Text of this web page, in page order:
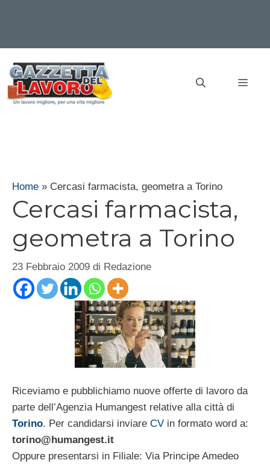
contenuto
Home » Cercasi farmacista, geometra a Torino
Cercasi farmacista,
geometra a Torino
23 Febbraio 2009 di Redazione
Riceviamo e pubblichiamo nuove offerte di lavoro da
parte dell’Agenzia Humangest relative alla città di
Torino. Per candidarsi inviare CV in formato word a:
torino@humangest.it
Oppure presentarsi in Filiale: Via Principe Amedeo